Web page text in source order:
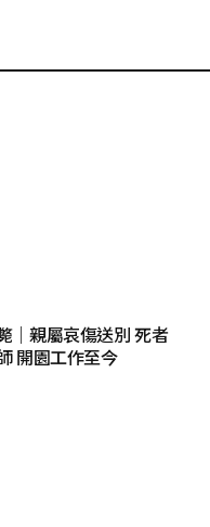
｜親屬哀傷送別 死者
開園工作至今